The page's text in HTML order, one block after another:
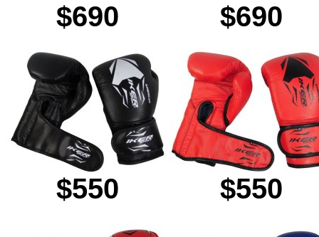
$690 $690
$550 $550